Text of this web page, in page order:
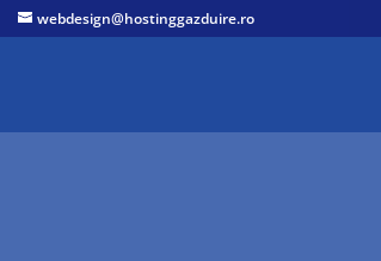
webdesign@hostinggazduire.ro